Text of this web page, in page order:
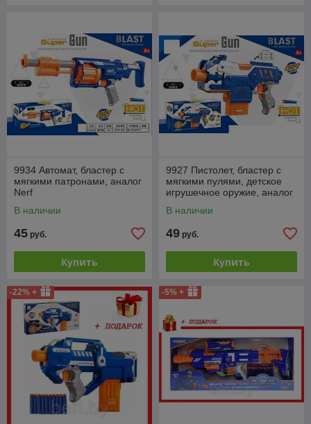
9934 Автомат, бластер с
мягкими патронами, аналог
Nerf
В наличии
45 руб.
Купить
9927 Пистолет, бластер с
мягкими пулями, детское
игрушечное оружие, аналог
В наличии
49 руб.
Купить
-22% + -5% +